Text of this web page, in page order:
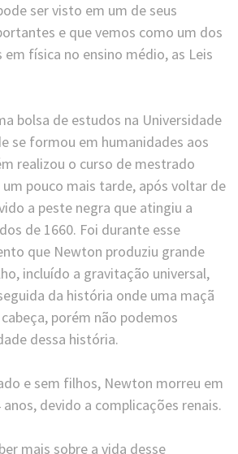
ser visto em um de seus
e que vemos como um dos
física no ensino médio, as Leis
bolsa de estudos na Universidade
se formou em humanidades aos
realizou o curso de mestrado
um pouco mais tarde, após voltar de
a peste negra que atingiu a
de 1660. Foi durante esse
que Newton produziu grande
incluído a gravitação universal,
da história onde uma maçã
porém não podemos
dessa história.
e sem filhos, Newton morreu em
devido a complicações renais.
mais sobre a vida desse